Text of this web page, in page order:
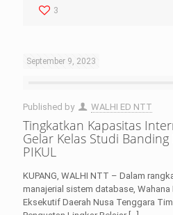
3
September 9, 2023
Published by WALHI ED NTT
Tingkatkan Kapasitas
Gelar Kelas Studi
PIKUL
KUPANG, WALHI NTT – Dalam
manajerial sistem database,
Eksekutif Daerah Nusa Tenggara